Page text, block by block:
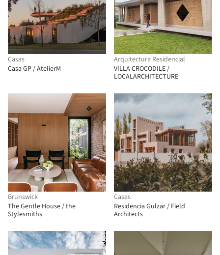
Casas
Casa GP / AtelierM
Arquitectura Residencial
VILLA CROCODILE /
LOCALARCHITECTURE
Brunswick
The Gentle House / the
Stylesmiths
Casas
Residencia Gulzar / Field
Architects